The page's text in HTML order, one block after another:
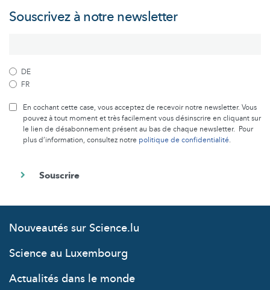
Souscrivez à notre newsletter
DE
FR
En cochant cette case, vous acceptez de recevoir notre newsletter. Vous
pouvez à tout moment et très facilement vous désinscrire en cliquant sur
le lien de désabonnement présent au bas de chaque newsletter. Pour
plus d’information, consultez notre politique de confidentialité.
Nouveautés sur Science.lu
Science au Luxembourg
Actualités dans le monde